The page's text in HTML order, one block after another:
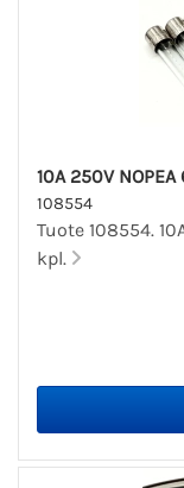
10A 250V
108554
Tuote 108554.
kpl.